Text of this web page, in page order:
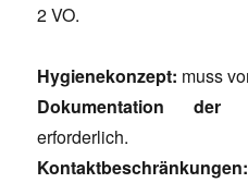
2 VO.
Hygienekonzept: muss
Dokumentation der
erforderlich.
Kontaktbeschränkungen: